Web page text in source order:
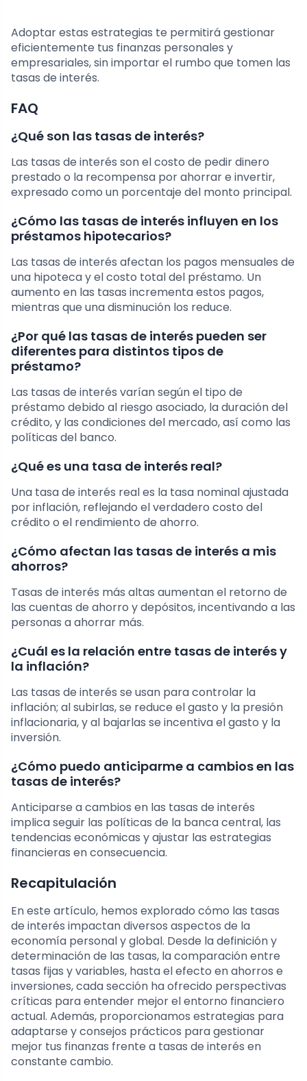
Adoptar estas estrategias te permitirá gestionar
eficientemente tus finanzas personales y
empresariales, sin importar el rumbo que tomen las
tasas de interés.
FAQ
¿Qué son las tasas de interés?
Las tasas de interés son el costo de pedir dinero
prestado o la recompensa por ahorrar e invertir,
expresado como un porcentaje del monto principal.
¿Cómo las tasas de interés influyen en los
préstamos hipotecarios?
Las tasas de interés afectan los pagos mensuales de
una hipoteca y el costo total del préstamo. Un
aumento en las tasas incrementa estos pagos,
mientras que una disminución los reduce.
¿Por qué las tasas de interés pueden ser
diferentes para distintos tipos de
préstamo?
Las tasas de interés varían según el tipo de
préstamo debido al riesgo asociado, la duración del
crédito, y las condiciones del mercado, así como las
políticas del banco.
¿Qué es una tasa de interés real?
Una tasa de interés real es la tasa nominal ajustada
por inflación, reflejando el verdadero costo del
crédito o el rendimiento de ahorro.
¿Cómo afectan las tasas de interés a mis
ahorros?
Tasas de interés más altas aumentan el retorno de
las cuentas de ahorro y depósitos, incentivando a las
personas a ahorrar más.
¿Cuál es la relación entre tasas de interés y
la inflación?
Las tasas de interés se usan para controlar la
inflación; al subirlas, se reduce el gasto y la presión
inflacionaria, y al bajarlas se incentiva el gasto y la
inversión.
¿Cómo puedo anticiparme a cambios en las
tasas de interés?
Anticiparse a cambios en las tasas de interés
implica seguir las políticas de la banca central, las
tendencias económicas y ajustar las estrategias
financieras en consecuencia.
Recapitulación
En este artículo, hemos explorado cómo las tasas
de interés impactan diversos aspectos de la
economía personal y global. Desde la definición y
determinación de las tasas, la comparación entre
tasas fijas y variables, hasta el efecto en ahorros e
inversiones, cada sección ha ofrecido perspectivas
críticas para entender mejor el entorno financiero
actual. Además, proporcionamos estrategias para
adaptarse y consejos prácticos para gestionar
mejor tus finanzas frente a tasas de interés en
constante cambio.